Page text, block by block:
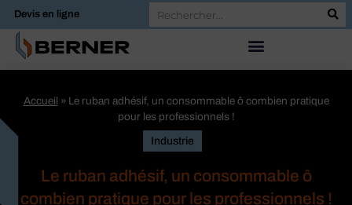
Devis en ligne
Accueil » Le ruban adhésif, un consommable ô combien pratique
pour les professionnels !
Industrie
Le ruban adhésif, un consommable ô
combien pratique pour les professionnels !